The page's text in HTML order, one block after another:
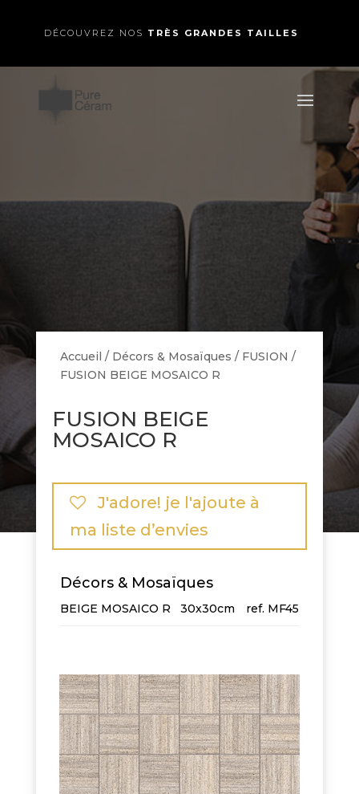
DÉCOUVREZ NOS TRÈS GRANDES TAILLES
Accueil / Décors & Mosaïques / FUSION /
FUSION BEIGE MOSAICO R
FUSION BEIGE
MOSAICO R
J'adore! je l'ajoute à
ma liste d’envies
Décors & Mosaïques
BEIGE MOSAICO R 30x30cm MF45